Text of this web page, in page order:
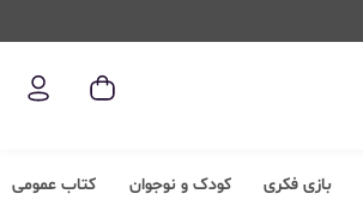
بازی فکری کودک و نوجوان کتاب عمومی